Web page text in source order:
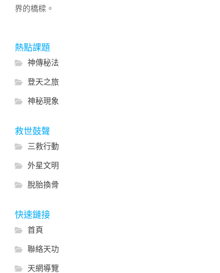
界的橋樑。
熱點課題
神傳秘法
登天之旅
神秘現象
救世鼓聲
三救行動
外星文明
脫胎換骨
快速鏈接
首頁
聯絡天功
天網導覽